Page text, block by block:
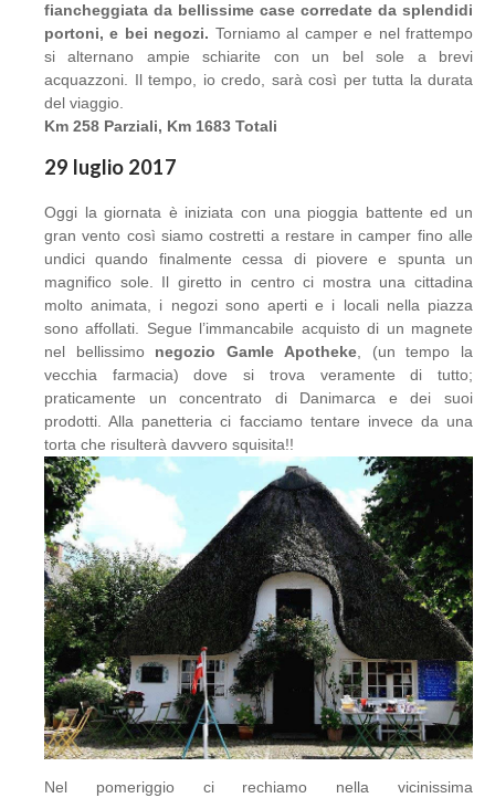
fiancheggiata da bellissime case corredate da splendidi
portoni, e bei negozi. Torniamo al camper e nel frattempo
si alternano ampie schiarite con un bel sole a brevi
acquazzoni. Il tempo, io credo, sarà così per tutta la durata
del viaggio.
Km 258 Parziali, Km 1683 Totali
29 luglio 2017
Oggi la giornata è iniziata con una pioggia battente ed un
gran vento così siamo costretti a restare in camper fino alle
undici quando finalmente cessa di piovere e spunta un
magnifico sole. Il giretto in centro ci mostra una cittadina
molto animata, i negozi sono aperti e i locali nella piazza
sono affollati. Segue l’immancabile acquisto di un magnete
nel bellissimo negozio Gamle Apotheke, (un tempo la
vecchia farmacia) dove si trova veramente di tutto;
praticamente un concentrato di Danimarca e dei suoi
prodotti. Alla panetteria ci facciamo tentare invece da una
torta che risulterà davvero squisita!!
Nel pomeriggio ci rechiamo nella vicinissima